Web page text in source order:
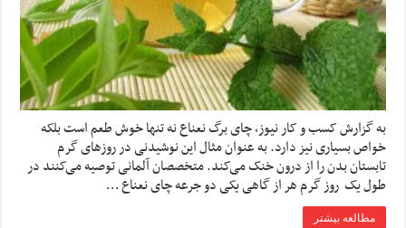
به گزارش کسب و کار نیوز، چای برگ نعناع نه تنها خوش طعم است بلکه
خواص بسیاری نیز دارد. به عنوان مثال این نوشیدنی در روزهای گرم
تابستان بدن را از درون خنک می‌کند. متخصصان آلمانی توصیه می‌کنند در
طول یک روز گرم هر از گاهی یکی دو جرعه چای نعناع …
مطالعه بیشتر